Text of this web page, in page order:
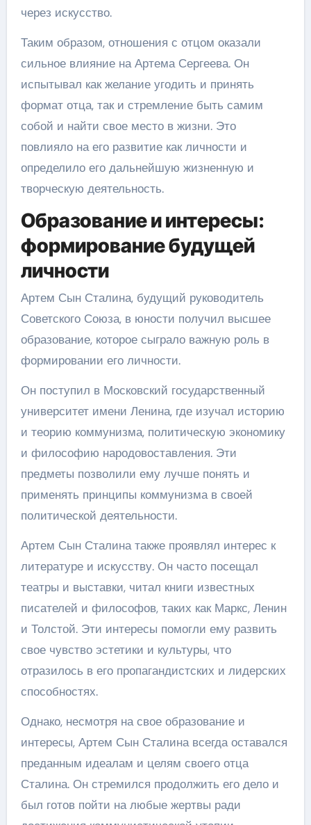
через искусство.
Таким образом, отношения с отцом оказали
сильное влияние на Артема Сергеева. Он
испытывал как желание угодить и принять
формат отца, так и стремление быть самим
собой и найти свое место в жизни. Это
повлияло на его развитие как личности и
определило его дальнейшую жизненную и
творческую деятельность.
Образование и интересы:
формирование будущей
личности
Артем Сын Сталина, будущий руководитель
Советского Союза, в юности получил высшее
образование, которое сыграло важную роль в
формировании его личности.
Он поступил в Московский государственный
университет имени Ленина, где изучал историю
и теорию коммунизма, политическую экономику
и философию народовоставления. Эти
предметы позволили ему лучше понять и
применять принципы коммунизма в своей
политической деятельности.
Артем Сын Сталина также проявлял интерес к
литературе и искусству. Он часто посещал
театры и выставки, читал книги известных
писателей и философов, таких как Маркс, Ленин
и Толстой. Эти интересы помогли ему развить
свое чувство эстетики и культуры, что
отразилось в его пропагандистских и лидерских
способностях.
Однако, несмотря на свое образование и
интересы, Артем Сын Сталина всегда оставался
преданным идеалам и целям своего отца
Сталина. Он стремился продолжить его дело и
был готов пойти на любые жертвы ради